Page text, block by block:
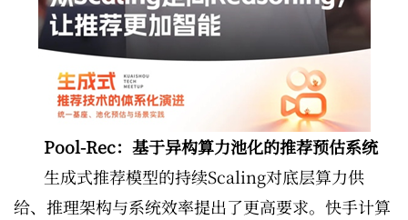
Pool-Rec：基于异构算力池化的推荐预估系统
生成式推荐模型的持续Scaling对底层算力供
给、推理架构与系统效率提出了更高要求。快手计算